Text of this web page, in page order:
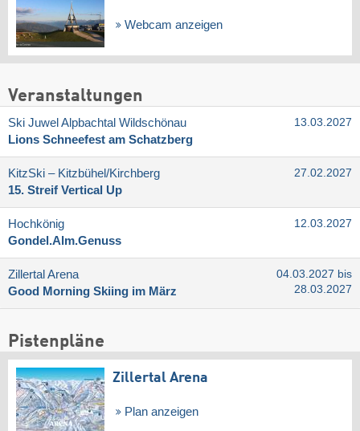
Webcam anzeigen
Veranstaltungen
Ski Juwel Alpbachtal Wildschönau
Lions Schneefest am Schatzberg
13.03.2027
KitzSki – Kitzbühel/​Kirchberg
15. Streif Vertical Up
27.02.2027
Hochkönig
Gondel.Alm.Genuss
12.03.2027
Zillertal Arena
Good Morning Skiing im März
04.03.2027 bis
28.03.2027
Pistenpläne
Zillertal Arena
Plan anzeigen